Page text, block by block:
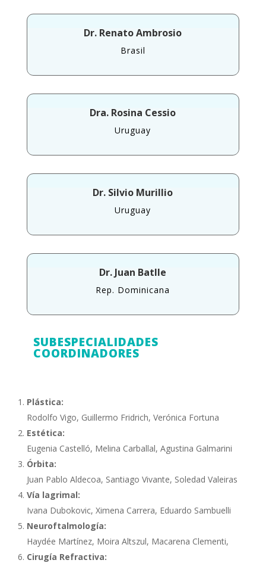
Dr. Renato Ambrosio
Brasil
Dra. Rosina Cessio
Uruguay
Dr. Silvio Murillio
Uruguay
Dr. Juan Batlle
Rep. Dominicana
SUBESPECIALIDADES
COORDINADORES
Plástica:
Rodolfo Vigo, Guillermo Fridrich, Verónica Fortuna
Estética:
Eugenia Castelló, Melina Carballal, Agustina Galmarini
Órbita:
Juan Pablo Aldecoa, Santiago Vivante, Soledad Valeiras
Vía lagrimal:
Ivana Dubokovic, Ximena Carrera, Eduardo Sambuelli
Neuroftalmología:
Haydée Martínez, Moira Altszul, Macarena Clementi,
Cirugía Refractiva: